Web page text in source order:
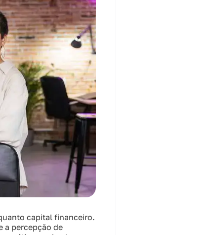
capital financeiro.
a percepção de